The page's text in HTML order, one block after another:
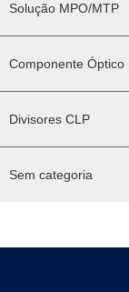
Solução MPO/MTP
Componente Óptico
Divisores CLP
Sem categoria